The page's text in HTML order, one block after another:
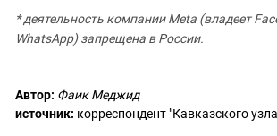
*деятельность компании Meta (владеет
WhatsApp) запрещена в России.
Автор: Фаик Меджид
источник: корреспондент "Кавказского